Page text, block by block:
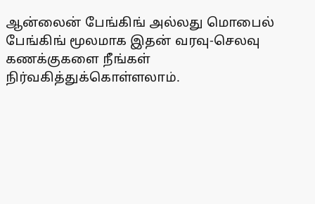
ஆன்லைன் பேங்கிங் அல்லது மொபைல்
பேங்கிங் மூலமாக இதன் வரவு-செலவு
கணக்குகளை நீங்கள்
நிர்வகித்துக்கொள்ளலாம்.